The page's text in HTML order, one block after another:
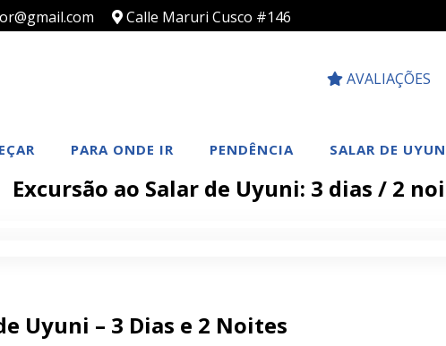
Calle Maruri Cusco #146
AVALIAÇÕES
PARA ONDE IR PENDÊNCIA SALAR DE
Excursão ao Salar de Uyuni: 3 dias / 2
Uyuni – 3 Dias e 2 Noites